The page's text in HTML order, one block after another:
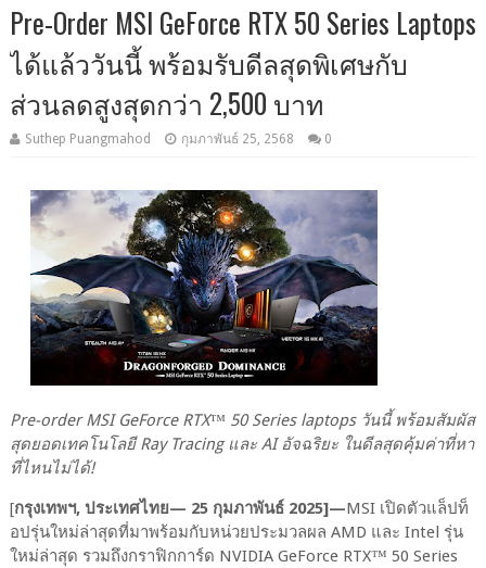
Pre-Order MSI GeForce RTX 50 Series Laptops
ได้แล้ววันนี้ พร้อมรับดีลสุดพิเศษกับ
ส่วนลดสูงสุดกว่า 2,500 บาท
Suthep Puangmahod กุมภาพันธ์ 25, 2568 0
Pre-order MSI GeForce RTX™ 50 Series laptops วันนี้ พร้อมสัมผัส
สุดยอดเทคโนโลยี Ray Tracing และ AI อัจฉริยะ ในดีลสุดคุ้มค่าที่หา
ที่ไหนไม่ได้!
[กรุงเทพฯ, ประเทศไทย— 25 กุมภาพันธ์ 2025]—MSI เปิดตัวแล็ปท็
อปรุ่นใหม่ล่าสุดที่มาพร้อมกับหน่วยประมวลผล AMD และ Intel รุ่น
ใหม่ล่าสุด รวมถึงกราฟิกการ์ด NVIDIA GeForce RTX™ 50 Series